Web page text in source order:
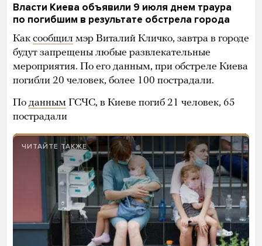
Власти Киева объявили 9 июля днем траура
по погибшим в результате обстрела города
Как сообщил мэр Виталий Кличко, завтра в городе
будут запрещены любые развлекательные
мероприятия. По его данным, при обстреле Киева
погибли 20 человек, более 100 пострадали.
По данным ГСЧС, в Киеве погиб 21 человек, 65
пострадали
ЧИТАЙТЕ ТАКЖЕ